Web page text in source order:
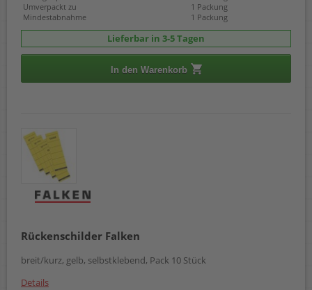
Umverpackt zu
1 Packung
Mindestabnahme
1 Packung
Lieferbar in 3-5 Tagen
In den Warenkorb
Rückenschilder Falken
breit/kurz, gelb, selbstklebend, Pack 10 Stück
Details